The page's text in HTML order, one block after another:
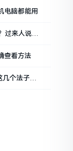
电脑都能用
过来人说说
查看方法
个法子能